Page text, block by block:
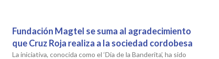
Fundación Magtel se suma al agradecimiento
que Cruz Roja realiza a la sociedad cordobesa
La iniciativa, conocida como el ‘Día de la Banderita’, ha sido